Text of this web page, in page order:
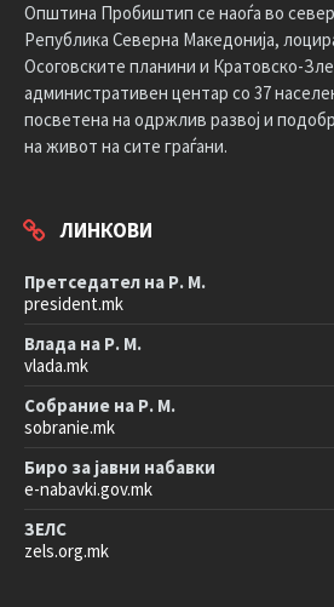
Општина Пробиштип се наоѓа во
Република Северна Македонија,
Осоговските планини и Кратовско-
административен центар со 37
посветена на одржлив развој и
на живот на сите граѓани.
ЛИНКОВИ
Претседател на Р. М.
president.mk
Влада на Р. М.
vlada.mk
Собрание на Р. М.
sobranie.mk
Биро за јавни набавки
e-nabavki.gov.mk
ЗЕЛС
zels.org.mk